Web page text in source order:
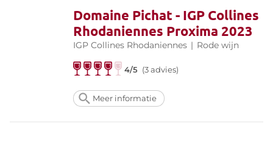
Domaine Pichat - IGP Collines
Rhodaniennes Proxima 2023
IGP Collines Rhodaniennes | Rode wijn
4/5 (3 advies)
Meer informatie